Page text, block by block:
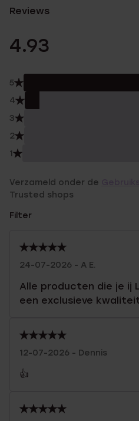
Reviews
4.93
5
4
3
2
1
Verzameld onder de
Trusted shops
Filter
24-07-2026 - A E.
Alle producten die je ij
een exclusieve
12-07-2026 - Dennis
👍